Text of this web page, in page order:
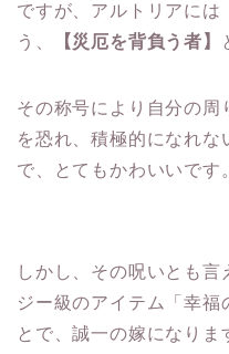
ですが、アルトリアには
う、
【災厄を背負う者】
その称号により自分の周
を恐れ、積極的になれ
で、とてもかわいいです
しかし、その呪いとも言
ジー級のアイテム「幸福
とで、誠一の嫁になりま